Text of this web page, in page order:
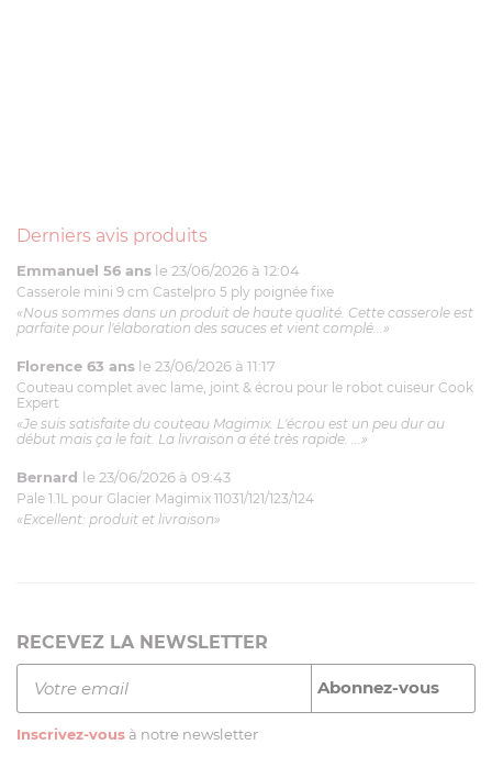
Derniers avis produits
Emmanuel 56 ans le 23/06/2026 à 12:04
Casserole mini 9 cm Castelpro 5 ply poignée fixe
«Nous sommes dans un produit de haute qualité. Cette casserole est
parfaite pour l'élaboration des sauces et vient complé...»
Florence 63 ans le 23/06/2026 à 11:17
Couteau complet avec lame, joint & écrou pour le robot cuiseur Cook
Expert
«Je suis satisfaite du couteau Magimix. L'écrou est un peu dur au
début mais ça le fait. La livraison a été très rapide. ...»
Bernard le 23/06/2026 à 09:43
Pale 1.1L pour Glacier Magimix 11031/121/123/124
«Excellent: produit et livraison»
RECEVEZ LA NEWSLETTER
Inscrivez-vous à notre newsletter